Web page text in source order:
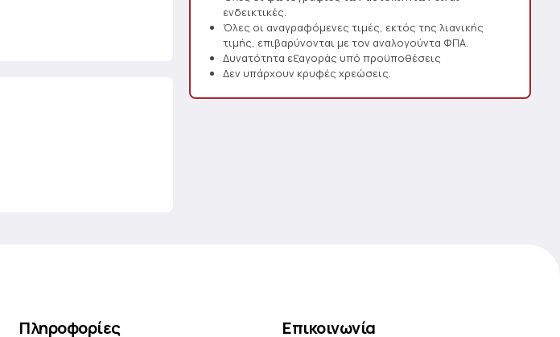
ενδεικτικές.
Όλες οι αναγραφόμενες τιμές, εκτός της λιανικής
τιμής, επιβαρύνονται με τον αναλογούντα ΦΠΑ.
Δυνατότητα εξαγοράς υπό προϋποθέσεις
Δεν υπάρχουν κρυφές χρεώσεις.
Πληροφορίες Επικοινωνία